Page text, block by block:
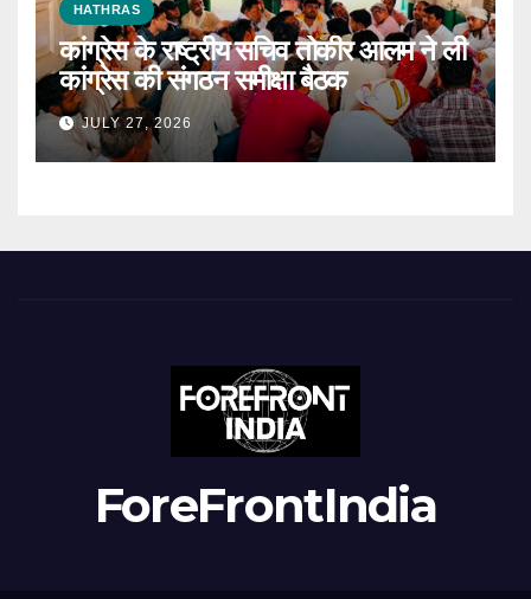
HATHRAS
कांग्रेस के राष्ट्रीय सचिव तोकीर आलम ने ली
कांग्रेस की संगठन समीक्षा बैठक
JULY 27, 2026
ForeFrontIndia